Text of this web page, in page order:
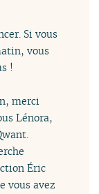
Si vous
vous
!
merci
Lénora,
Éric
vous avez